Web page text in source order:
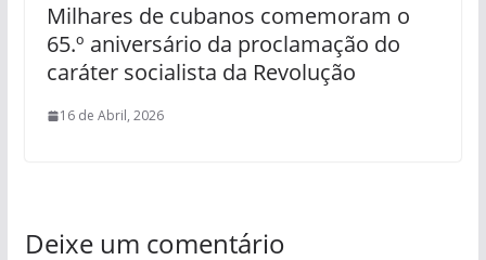
Milhares de cubanos comemoram o
65.º aniversário da proclamação do
caráter socialista da Revolução
16 de Abril, 2026
Deixe um comentário